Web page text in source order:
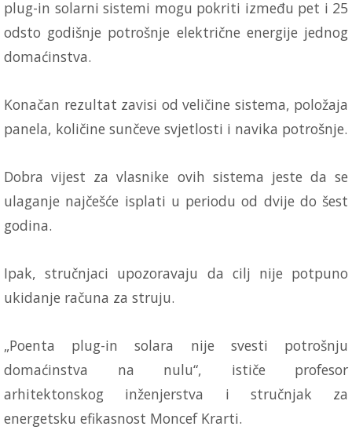
plug-in solarni sistemi mogu pokriti između pet i 25
odsto godišnje potrošnje električne energije jednog
domaćinstva.
Konačan rezultat zavisi od veličine sistema, položaja
panela, količine sunčeve svjetlosti i navika potrošnje.
Dobra vijest za vlasnike ovih sistema jeste da se
ulaganje najčešće isplati u periodu od dvije do šest
godina.
Ipak, stručnjaci upozoravaju da cilj nije potpuno
ukidanje računa za struju.
„Poenta plug-in solara nije svesti potrošnju
domaćinstva na nulu“, ističe profesor
arhitektonskog inženjerstva i stručnjak za
energetsku efikasnost Moncef Krarti.